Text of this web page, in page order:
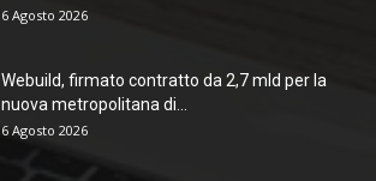
6 Agosto 2026
Webuild, firmato contratto da 2,7 mld per la
nuova metropolitana di...
6 Agosto 2026